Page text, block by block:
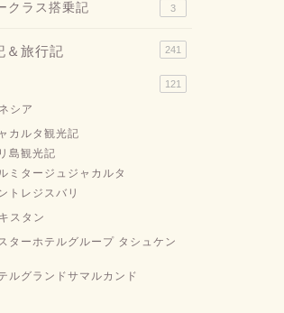
クラス搭乗記 3
＆旅行記 241
121
シア
カルタ観光記
島観光記
ミタージュジャカルタ
トレジスバリ
スタン
ターホテルグループ タシュケン
ルグランドサマルカンド